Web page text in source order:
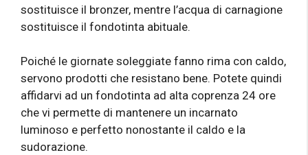
sostituisce il bronzer, mentre l’acqua di carnagione
sostituisce il fondotinta abituale.
Poiché le giornate soleggiate fanno rima con caldo,
servono prodotti che resistano bene. Potete quindi
affidarvi ad un fondotinta ad alta coprenza 24 ore
che vi permette di mantenere un incarnato
luminoso e perfetto nonostante il caldo e la
sudorazione.